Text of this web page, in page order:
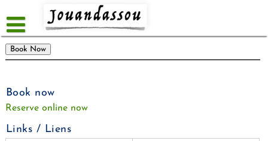
content
Book now
Reserve online now
Links / Liens